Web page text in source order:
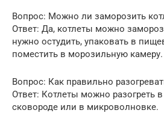
Вопрос: Можно ли заморозить
Ответ: Да, котлеты можно
нужно остудить, упаковать в
поместить в морозильную камеру.
Вопрос: Как правильно
Ответ: Котлеты можно разогреть в
сковороде или в микроволновке.